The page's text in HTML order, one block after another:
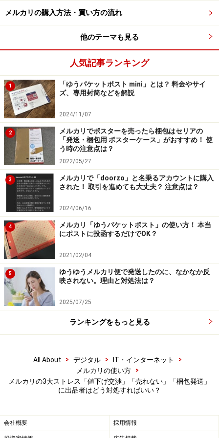
渉をシャットアウトしてしまいましょう。値下げ交渉は
ルティはありませんから、その点は安心です。
「商品が売れない」の解決方法
メルカリに出品するということは、それを売る意思があ
るということ。むしろ売る気満々で出品するので、売れ
ないとがっかりしてしまいます。
ではなぜ、なかなか売れない商品があるのでしょうか。
メルカリで商品が売れない理由は、大きく2つに分けら
れます。
■値段が高すぎる
販売価格が高すぎると、買ってくれる人はなかなか現れ
ません。よほどレアなものなら別ですが、多くのユーザ
ーは他の出品物とも比較をするので、それよりも高いと
手を出してこないことが多いです。まずは同じような商
品を検索してみて、いくらで出品されているのか確認し
ましょう。相場が下がっているようならば、それに合わ
せて値段を下げていきます。
てみるのもおすすめです。
■需要がなさすぎる
を出品しても、買い手がつきにくいので、季節が合って
メルカリの購入方法・買い方の流れ
他のテーマも見る
人気記事ランキング
1
「ゆうパケットポスト mini」とは？ 料金やサイ
ズ、専用封筒などを解説
2024/11/07
2
メルカリでポスターを売ったら梱包はセリアの
「発送・梱包用 ポスターケース」がおすすめ！ 使
う時の注意点は？
2022/05/27
3
メルカリで「doorzo」と名乗るアカウントに購入
された！ 取引を進めても大丈夫？ 注意点は？
2024/06/16
4
メルカリ「ゆうパケットポスト」の使い方！ 本当
にポストに投函するだけでOK？
2021/02/04
5
ゆうゆうメルカリ便で発送したのに、なかなか反
映されない。理由と対処法は？
2025/07/25
ランキングをもっと見る
All About > デジタル > IT・インターネット
>
メルカリの使い方
>
メルカリの3大ストレス「値下げ交渉」「売れない」「梱包発送」
に出品者はどう対処すればいい？
会社概要 採用情報